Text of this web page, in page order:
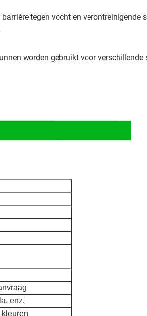
tegen vocht en verontreinigende
worden gebruikt voor verschillende
enz.
kleuren